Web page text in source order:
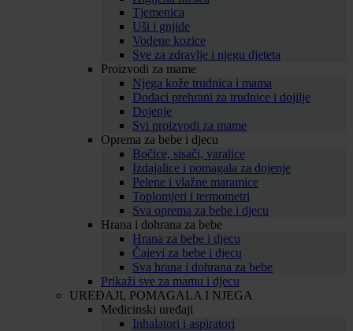
Tjemenica
Uši i gnjide
Vodene kozice
Sve za zdravlje i njegu djeteta
Proizvodi za mame
Njega kože trudnica i mama
Dodaci prehrani za trudnice i dojilje
Dojenje
Svi proizvodi za mame
Oprema za bebe i djecu
Bočice, sisači, varalice
Izdajalice i pomagala za dojenje
Pelene i vlažne maramice
Toplomjeri i termometri
Sva oprema za bebe i djecu
Hrana i dohrana za bebe
Hrana za bebe i djecu
Čajevi za bebe i djecu
Sva hrana i dohrana za bebe
Prikaži sve za mamu i djecu
UREĐAJI, POMAGALA I NJEGA
Medicinski uređaji
Inhalatori i aspiratori